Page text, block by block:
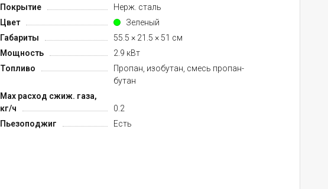
Покрытие
Нерж. сталь
Цвет
Зеленый
Габариты
55.5 × 21.5 × 51 см
Мощность
2.9 кВт
Топливо
Пропан, изобутан, смесь пропан-
бутан
Max расход сжиж. газа,
кг/ч
0.2
Пьезоподжиг
Есть